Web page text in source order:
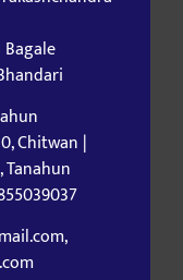
Chitwan |
Tanahun